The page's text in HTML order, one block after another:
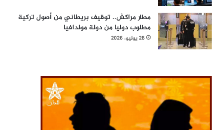
مطار مراكش.. توقيف بريطاني من أصول تركية
مطلوب دوليا من دولة مولدافيا
28 يوليو، 2026